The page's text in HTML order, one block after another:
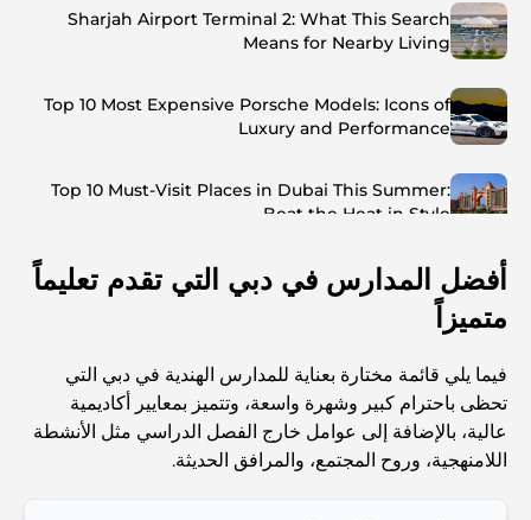
Sharjah Airport Terminal 2: What This Search
Means for Nearby Living
Top 10 Most Expensive Porsche Models: Icons of
Luxury and Performance
Top 10 Must-Visit Places in Dubai This Summer:
Beat the Heat in Style
Top 7 Busiest Airports in the World: Hub of Global
Travel
Abu Dhabi vs Dubai: A Practical Comparison for
Investors and Residents
Best Schools in Downtown Dubai: A Guide for
Families
أفضل المدارس في دبي التي تقدم تعليماً
متميزاً
فيما يلي قائمة مختارة بعناية للمدارس الهندية في دبي التي
تحظى باحترام كبير وشهرة واسعة، وتتميز بمعايير أكاديمية
عالية، بالإضافة إلى عوامل خارج الفصل الدراسي مثل الأنشطة
اللامنهجية، وروح المجتمع، والمرافق الحديثة.